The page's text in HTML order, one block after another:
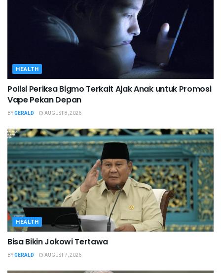
HEALTH
Polisi Periksa Bigmo Terkait Ajak Anak untuk Promosi
Vape Pekan Depan
BYGERALD AUGUST 8, 2026
HEALTH
Bisa Bikin Jokowi Tertawa
BYGERALD AUGUST 7, 2026